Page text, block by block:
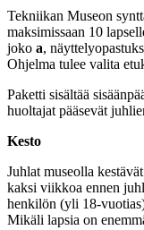
Tekniikan Museon
maksimissaan 10
joko a,
Ohjelma tulee valita
Paketti sisältää
huoltajat pääsevät
Kesto
Juhlat museolla
kaksi viikkoa ennen
henkilön (yli 18-
Mikäli lapsia on